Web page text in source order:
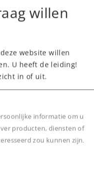
hoogwaardige
die exact
magnetische
ingebouwde
en
willen
website willen
U heeft de leiding!
in of uit.
informatie om u
producten, diensten of
zou kunnen zijn.